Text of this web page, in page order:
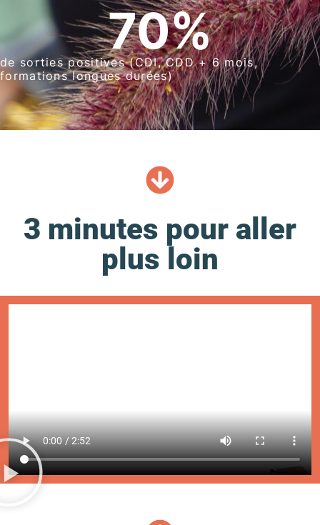
de sorties positives (CDI, CDD + 6 mois,
formations longues durées)
70%
3 minutes pour aller
plus loin